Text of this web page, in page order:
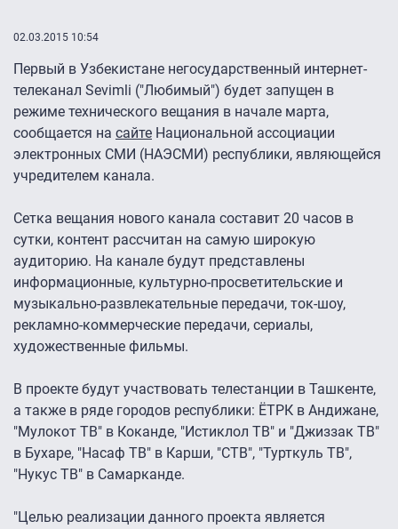
02.03.2015 10:54
Первый в Узбекистане негосударственный интернет-
телеканал Sevimli ("Любимый") будет запущен в
режиме технического вещания в начале марта,
сообщается на сайте Национальной ассоциации
электронных СМИ (НАЭСМИ) республики, являющейся
учредителем канала.
Сетка вещания нового канала составит 20 часов в
сутки, контент рассчитан на самую широкую
аудиторию. На канале будут представлены
информационные, культурно-просветительские и
музыкально-развлекательные передачи, ток-шоу,
рекламно-коммерческие передачи, сериалы,
художественные фильмы.
В проекте будут участвовать телестанции в Ташкенте,
а также в ряде городов республики: ЁТРК в Андижане,
"Мулокот ТВ" в Коканде, "Истиклол ТВ" и "Джиззак ТВ"
в Бухаре, "Насаф ТВ" в Карши, "СТВ", "Турткуль ТВ",
"Нукус ТВ" в Самарканде.
"Целью реализации данного проекта является